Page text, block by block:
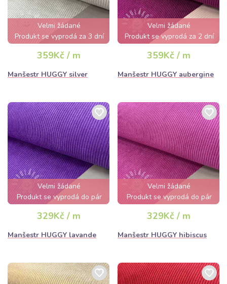
Velmi žádané
Produkt se vyprodá za 3 dní
359Kč / m
Manšestr HUGGY silver
Velmi žádané
Produkt se vyprodá za 2 dní
359Kč / m
Manšestr HUGGY aubergine
Velmi žádané
Produkt se vyprodá do pár
hodin
329Kč / m
Manšestr HUGGY lavande
Velmi žádané
Produkt se vyprodá do pár
hodin
329Kč / m
Manšestr HUGGY hibiscus